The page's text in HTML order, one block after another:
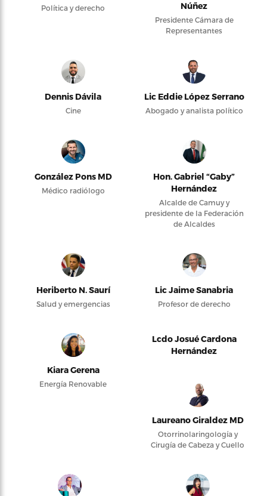
Política y derecho
Núñez
Presidente Cámara de
Representantes
Dennis Dávila
Cine
Lic Eddie López Serrano
Abogado y analista político
González Pons MD
Médico radiólogo
Hon. Gabriel “Gaby”
Hernández
Alcalde de Camuy y
presidente de la Federación
de Alcaldes
Heriberto N. Saurí
Salud y emergencias
Lic Jaime Sanabria
Profesor de derecho
Kiara Gerena
Energía Renovable
Lcdo Josué Cardona
Hernández
Laureano Giraldez MD
Otorrinolaringología y
Cirugía de Cabeza y Cuello